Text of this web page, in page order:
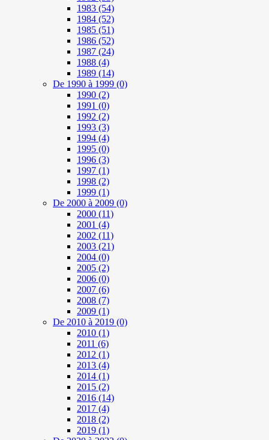
1983 (54)
1984 (52)
1985 (51)
1986 (52)
1987 (24)
1988 (4)
1989 (14)
De 1990 à 1999 (0)
1990 (2)
1991 (0)
1992 (2)
1993 (3)
1994 (4)
1995 (0)
1996 (3)
1997 (1)
1998 (2)
1999 (1)
De 2000 à 2009 (0)
2000 (11)
2001 (4)
2002 (11)
2003 (21)
2004 (0)
2005 (2)
2006 (0)
2007 (6)
2008 (7)
2009 (1)
De 2010 à 2019 (0)
2010 (1)
2011 (6)
2012 (1)
2013 (4)
2014 (1)
2015 (2)
2016 (14)
2017 (4)
2018 (2)
2019 (1)